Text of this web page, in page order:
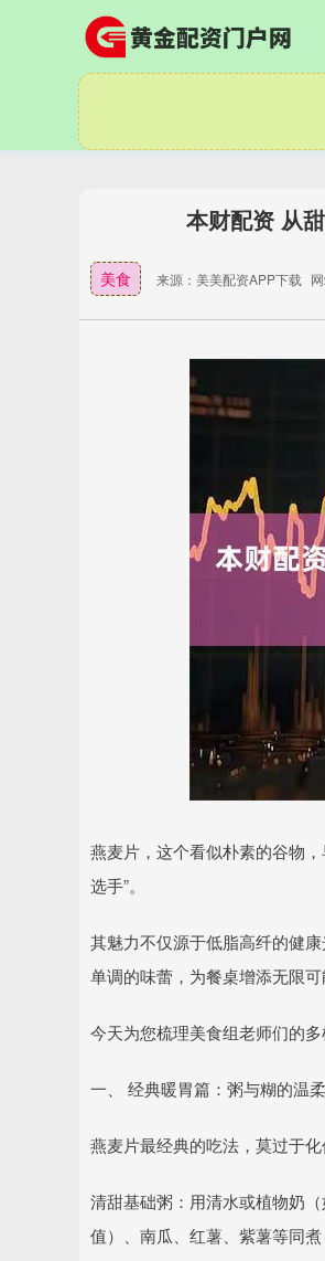
本财配资 从
美食 来源：美美配资APP下载
燕麦片，这个看似朴素的谷物
选手”。
其魅力不仅源于低脂高纤的健
单调的味蕾，为餐桌增添无限可
今天为您梳理美食组老师们的
一、 经典暖胃篇：粥与糊的温
燕麦片最经典的吃法，莫过于
清甜基础粥：用清水或植物奶
值）、南瓜、红薯、紫薯等同煮